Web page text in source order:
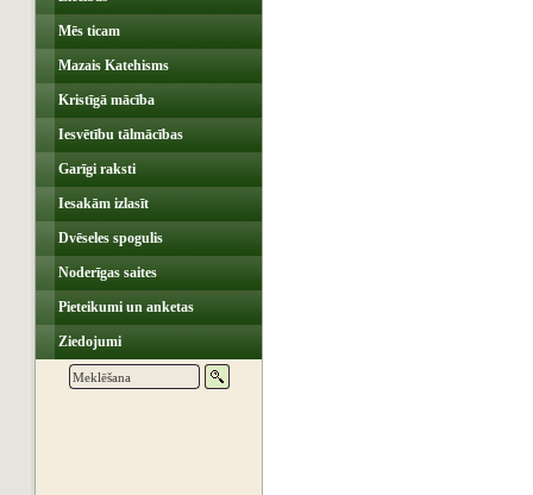
Mēs ticam
Mazais Katehisms
Kristīgā mācība
Iesvētību tālmācības
Garīgi raksti
Iesakām izlasīt
Dvēseles spogulis
Noderīgas saites
Pieteikumi un anketas
Ziedojumi